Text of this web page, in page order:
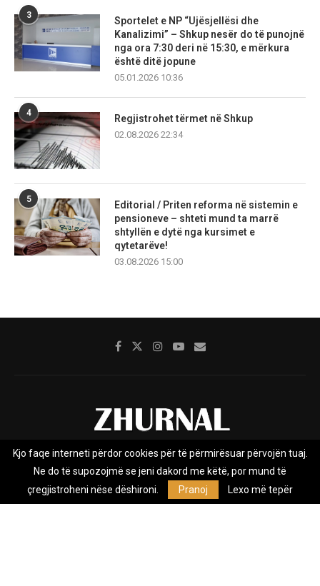
3
Sportelet e NP “Ujësjellësi dhe
Kanalizimi” – Shkup nesër do të punojnë
nga ora 7:30 deri në 15:30, e mërkura
është ditë jopune
05.01.2026 10:36
4
Regjistrohet tërmet në Shkup
02.08.2026 22:34
5
Editorial / Priten reforma në sistemin e
pensioneve – shteti mund ta marrë
shtyllën e dytë nga kursimet e
qytetarëve!
03.08.2026 15:00
Rreth nesh Impresumi Marketing
Privacy Policy
Zhurnal.mk është Agjenci e Lajmeve e pavarur, e themeluar në vitin
Kjo faqe interneti përdor cookies për të përmirësuar përvojën tuaj.
Ne do të supozojmë se jeni dakord me këtë, por mund të
çregjistroheni nëse dëshironi.
Pranoj Lexo më tepër